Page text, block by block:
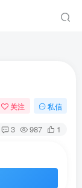
关注 私信
3 987 1